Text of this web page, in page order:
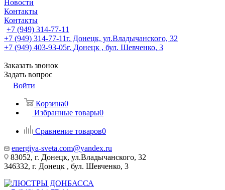
Новости
Контакты
Контакты
+7 (949) 314-77-11
+7 (949) 314-77-11г. Донецк, ул.Владычанского, 32
+7 (949) 403-93-05г. Донецк , бул. Шевченко, 3
Заказать звонок
Задать вопрос
Войти
Корзина0
Избранные товары0
Сравнение товаров0
energiya-sveta.com@yandex.ru
83052, г. Донецк, ул.Владычанского, 32
346332, г. Донецк , бул. Шевченко, 3